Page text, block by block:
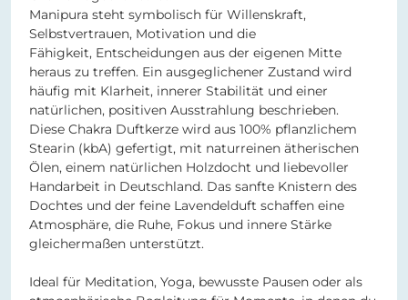
Manipura steht symbolisch für Willenskraft,
Selbstvertrauen, Motivation und die
Fähigkeit, Entscheidungen aus der eigenen Mitte
heraus zu treffen. Ein ausgeglichener Zustand wird
häufig mit Klarheit, innerer Stabilität und einer
natürlichen, positiven Ausstrahlung beschrieben.
Diese Chakra Duftkerze wird aus 100% pflanzlichem
Stearin (kbA) gefertigt, mit naturreinen ätherischen
Ölen, einem natürlichen Holzdocht und liebevoller
Handarbeit in Deutschland. Das sanfte Knistern des
Dochtes und der feine Lavendelduft schaffen eine
Atmosphäre, die Ruhe, Fokus und innere Stärke
gleichermaßen unterstützt.
Ideal für Meditation, Yoga, bewusste Pausen oder als